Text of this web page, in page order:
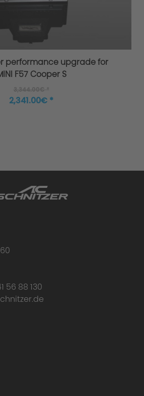
installed - what
warranty?
Conditions.
performance upgrade for
F57 Cooper S
2,341.00€ *
56 88 130